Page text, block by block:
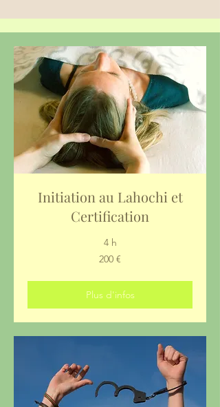
Initiation au Lahochi et
Certification
4 h
200 €
Plus d'infos